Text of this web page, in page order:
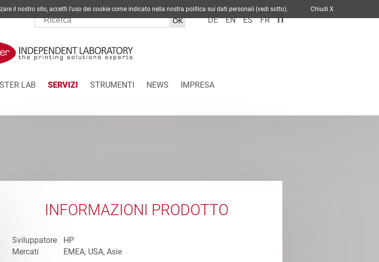
DE EN ES FR IT
LAB SERVIZI STRUMENTI NEWS IMPRESA
INFORMAZIONI PRODOTTO
Sviluppatore
HP
Mercati
EMEA, USA, Asie
il nostro sito, accetti l'uso dei cookie come indicato nella nostra politica sui dati personali (vedi sotto). Chiudi X